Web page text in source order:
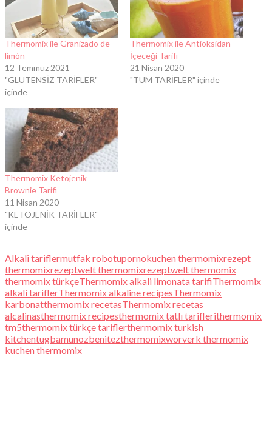
Thermomix ile Granizado de
limón
12 Temmuz 2021
"GLUTENSİZ TARİFLER"
içinde
Thermomix ile Antioksidan
İçeceği Tarifi
21 Nisan 2020
"TÜM TARİFLER" içinde
Thermomix Ketojenik
Brownie Tarifi
11 Nisan 2020
"KETOJENİK TARİFLER"
içinde
Alkali tariflermutfak robotupornokuchen thermomixrezept
thermomixrezeptwelt thermomixrezeptwelt thermomix
thermomix türkçeThermomix alkali limonata tarifiThermomix
alkali tariflerThermomix alkaline recipesThermomix
karbonatthermomix recetasThermomix recetas
alcalinasthermomix recipesthermomix tatlı tariflerithermomix
tm5thermomix türkçe tariflerthermomix turkish
kitchentugbamunozbenitezthermomixworverk thermomix
kuchen thermomix